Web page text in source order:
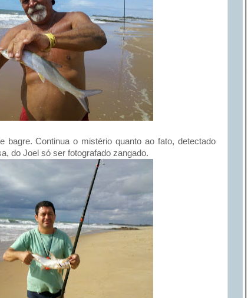
bagre. Continua o mistério quanto ao fato, detectado
do Joel só ser fotografado zangado.